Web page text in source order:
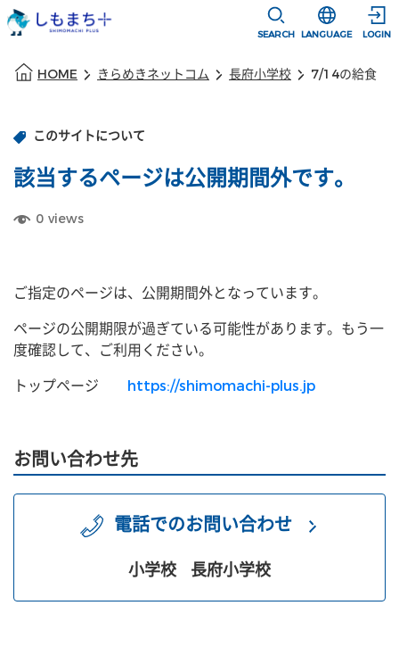
SEARCH
選択すると言
LANGUAGE LOGIN
HOME きらめきネットコム 長府小学校 7/14の給食
このサイトについて
該当するページは公開期間外です。
0 views
ご指定のページは、公開期間外となっています。
ページの公開期限が過ぎている可能性があります。もう一
度確認して、ご利用ください。
トップページ
https://shimomachi-plus.jp
お問い合わせ先
電話でのお問い合わせ
小学校 長府小学校